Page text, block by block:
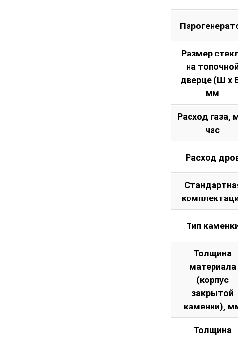
Размер
на топочной
дверце (Ш х
мм
Расход газа,
час
Расход
Тип
Толщина
материала
(корпус
закрытой
каменки),
Толщина